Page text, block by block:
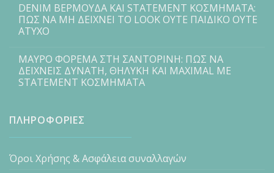
DENIM ΒΕΡΜΟΥΔΑ ΚΑΙ STATEMENT ΚΟΣΜΗΜΑΤΑ:
ΠΩΣ ΝΑ ΜΗ ΔΕΙΧΝΕΙ ΤΟ LOOK ΟΥΤΕ ΠΑΙΔΙΚΟ ΟΥΤΕ
ΑΤΥΧΟ
ΜΑΥΡΟ ΦΟΡΕΜΑ ΣΤΗ ΣΑΝΤΟΡΙΝΗ: ΠΩΣ ΝΑ
ΔΕΙΧΝΕΙΣ ΔΥΝΑΤΗ, ΘΗΛΥΚΗ ΚΑΙ MAXIMAL ΜΕ
STATEMENT ΚΟΣΜΗΜΑΤΑ
ΠΛΗΡΟΦΟΡΙΕΣ
Όροι Χρήσης & Ασφάλεια συναλλαγών